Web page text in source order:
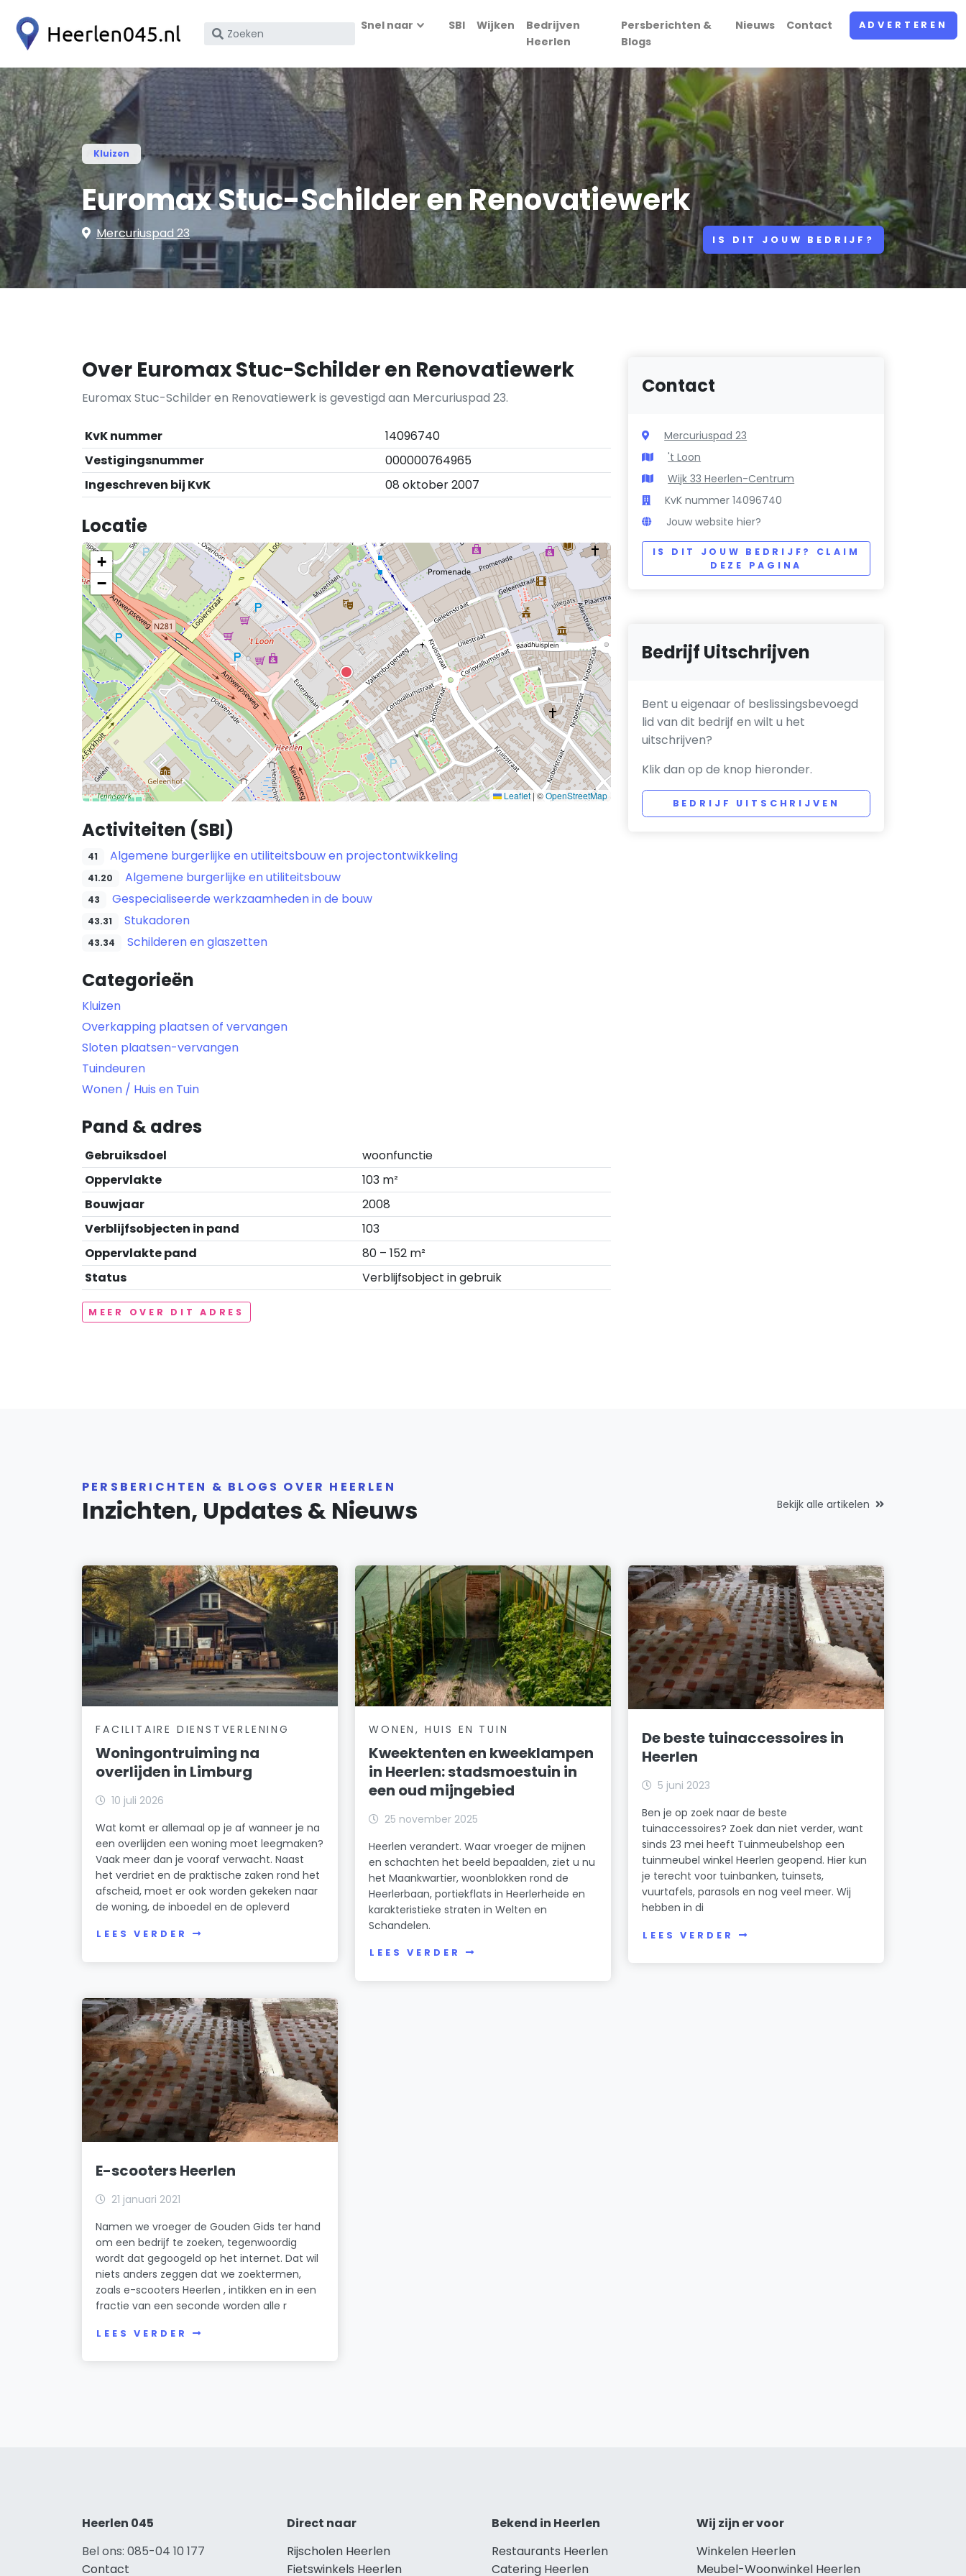
Zoek
bedrijfsnaam
KvK
nummer
Snel naar SBI Wijken
Bedrijven
Heerlen
Persberichten &
Blogs
Nieuws Contact ADVERTEREN
Kluizen
Euromax Stuc-Schilder en Renovatiewerk
Mercuriuspad 23 IS DIT JOUW BEDRIJF?
Over Euromax Stuc-Schilder en Renovatiewerk
Euromax Stuc-Schilder en Renovatiewerk is gevestigd aan Mercuriuspad 23.
KvK nummer
14096740
Vestigingsnummer
000000764965
Ingeschreven bij KvK
08 oktober 2007
Locatie
+
−
Leaflet | ©OpenStreetMap
Activiteiten (SBI)
41 Algemene burgerlijke en utiliteitsbouw en projectontwikkeling
41.20 Algemene burgerlijke en utiliteitsbouw
43 Gespecialiseerde werkzaamheden in de bouw
43.31 Stukadoren
43.34 Schilderen en glaszetten
Categorieën
Kluizen
Overkapping plaatsen of vervangen
Sloten plaatsen-vervangen
Tuindeuren
Wonen / Huis en Tuin
Pand & adres
Gebruiksdoel
woonfunctie
Oppervlakte
103 m²
Bouwjaar
2008
Verblijfsobjecten in pand
103
Oppervlakte pand
80 – 152 m²
Status
Verblijfsobject in gebruik
MEER OVER DIT ADRES
Contact
Mercuriuspad 23
't Loon
Wijk 33 Heerlen-Centrum
KvK nummer 14096740
Jouw website hier?
IS DIT JOUW BEDRIJF? CLAIM
DEZE PAGINA
Bedrijf Uitschrijven
Bent u eigenaar of beslissingsbevoegd
lid van dit bedrijf en wilt u het
uitschrijven?
Klik dan op de knop hieronder.
BEDRIJF UITSCHRIJVEN
PERSBERICHTEN & BLOGS OVER HEERLEN
Inzichten, Updates & Nieuws Bekijk alle artikelen
FACILITAIRE DIENSTVERLENING
Woningontruiming na
overlijden in Limburg
10 juli 2026
Wat komt er allemaal op je af wanneer je na
een overlijden een woning moet leegmaken?
Vaak meer dan je vooraf verwacht. Naast
het verdriet en de praktische zaken rond het
afscheid, moet er ook worden gekeken naar
de woning, de inboedel en de opleverd
LEES VERDER
WONEN, HUIS EN TUIN
Kweektenten en kweeklampen
in Heerlen: stadsmoestuin in
een oud mijngebied
25 november 2025
Heerlen verandert. Waar vroeger de mijnen
en schachten het beeld bepaalden, ziet u nu
het Maankwartier, woonblokken rond de
Heerlerbaan, portiekflats in Heerlerheide en
karakteristieke straten in Welten en
Schandelen.
LEES VERDER
De beste tuinaccessoires in
Heerlen
5 juni 2023
Ben je op zoek naar de beste
tuinaccessoires? Zoek dan niet verder, want
sinds 23 mei heeft Tuinmeubelshop een
tuinmeubel winkel Heerlen geopend. Hier kun
je terecht voor tuinbanken, tuinsets,
vuurtafels, parasols en nog veel meer. Wij
hebben in di
LEES VERDER
E-scooters Heerlen
21 januari 2021
Namen we vroeger de Gouden Gids ter hand
om een bedrijf te zoeken, tegenwoordig
wordt dat gegoogeld op het internet. Dat wil
niets anders zeggen dat we zoektermen,
zoals e-scooters Heerlen , intikken en in een
fractie van een seconde worden alle r
LEES VERDER
Heerlen 045
Bel ons: 085-04 10 177
Contact
Direct naar
Rijscholen Heerlen
Fietswinkels Heerlen
Bekend in Heerlen
Restaurants Heerlen
Catering Heerlen
Wij zijn er voor
Winkelen Heerlen
Meubel-Woonwinkel Heerlen